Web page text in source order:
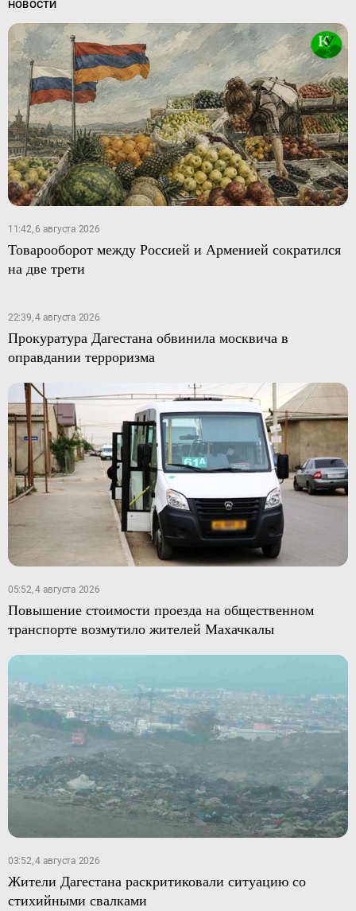
НОВОСТИ
11:42, 6 августа 2026
Товарооборот между Россией и Арменией сократился
на две трети
22:39, 4 августа 2026
Прокуратура Дагестана обвинила москвича в
оправдании терроризма
05:52, 4 августа 2026
Повышение стоимости проезда на общественном
транспорте возмутило жителей Махачкалы
03:52, 4 августа 2026
Жители Дагестана раскритиковали ситуацию со
стихийными свалками